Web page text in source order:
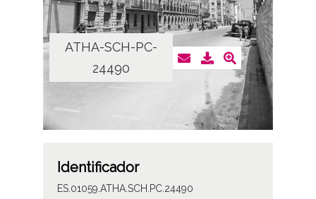
ATHA-SCH-PC-
24490
Identificador
ES.01059.ATHA.SCH.PC.24490